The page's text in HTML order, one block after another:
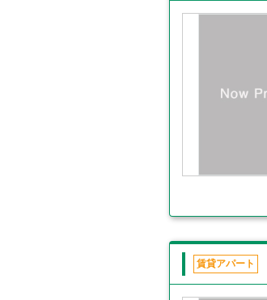
賃貸アパート